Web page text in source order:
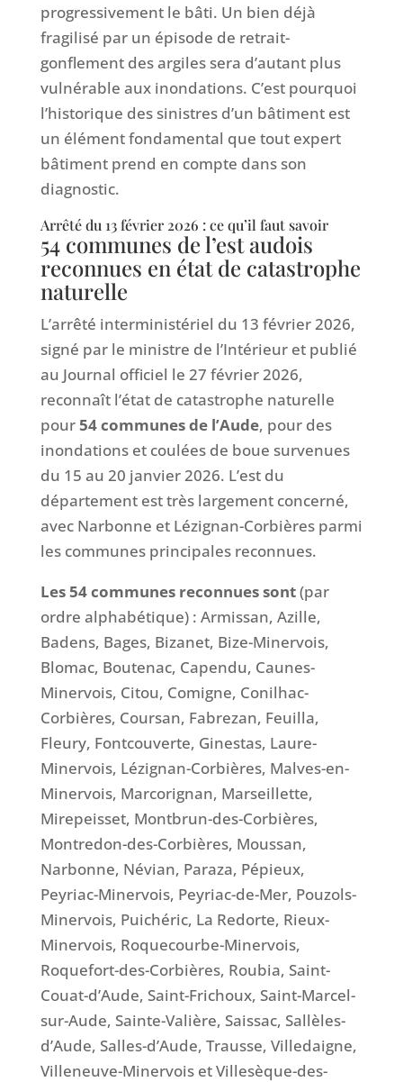
progressivement le bâti. Un bien déjà
fragilisé par un épisode de retrait-
gonflement des argiles sera d’autant plus
vulnérable aux inondations. C’est pourquoi
l’historique des sinistres d’un bâtiment est
un élément fondamental que tout expert
bâtiment prend en compte dans son
diagnostic.
Arrêté du 13 février 2026 : ce qu’il faut savoir
54 communes de l’est audois
reconnues en état de catastrophe
naturelle
L’arrêté interministériel du 13 février 2026,
signé par le ministre de l’Intérieur et publié
au Journal officiel le 27 février 2026,
reconnaît l’état de catastrophe naturelle
pour54 communes de l’Aude, pour des
inondations et coulées de boue survenues
du 15 au 20 janvier 2026. L’est du
département est très largement concerné,
avec Narbonne et Lézignan-Corbières parmi
les communes principales reconnues.
Les 54 communes reconnues sont(par
ordre alphabétique) : Armissan, Azille,
Badens, Bages, Bizanet, Bize-Minervois,
Blomac, Boutenac, Capendu, Caunes-
Minervois, Citou, Comigne, Conilhac-
Corbières, Coursan, Fabrezan, Feuilla,
Fleury, Fontcouverte, Ginestas, Laure-
Minervois, Lézignan-Corbières, Malves-en-
Minervois, Marcorignan, Marseillette,
Mirepeisset, Montbrun-des-Corbières,
Montredon-des-Corbières, Moussan,
Narbonne, Névian, Paraza, Pépieux,
Peyriac-Minervois, Peyriac-de-Mer, Pouzols-
Minervois, Puichéric, La Redorte, Rieux-
Minervois, Roquecourbe-Minervois,
Roquefort-des-Corbières, Roubia, Saint-
Couat-d’Aude, Saint-Frichoux, Saint-Marcel-
sur-Aude, Sainte-Valière, Saissac, Sallèles-
d’Aude, Salles-d’Aude, Trausse, Villedaigne,
Villeneuve-Minervois et Villesèque-des-